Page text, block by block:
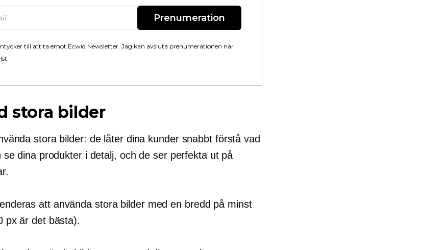
Prenumeration
till att ta emot Ecwid Newsletter. Jag kan avsluta prenumerationen när
stora bilder
stora bilder: de låter dina kunder snabbt förstå vad
se dina produkter i detalj, och de ser perfekta ut på
att använda stora bilder med en bredd på minst
px är det bästa).